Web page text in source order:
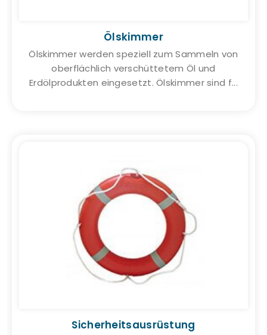
Ölskimmer
Ölskimmer werden speziell zum Sammeln von
oberflächlich verschüttetem Öl und
Erdölprodukten eingesetzt. Ölskimmer sind f...
Sicherheitsausrüstung